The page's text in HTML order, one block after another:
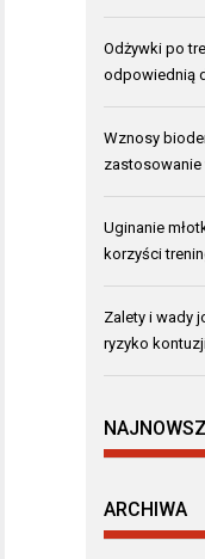
Odżywki po
odpowiednią
Wznosy
zastosowanie
Uginanie
korzyści
Zalety i wady
ryzyko
ARCHIWA